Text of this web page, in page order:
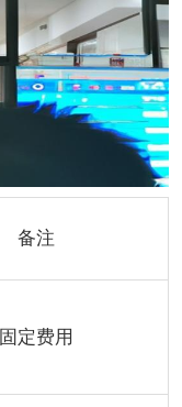
备注
固定费用